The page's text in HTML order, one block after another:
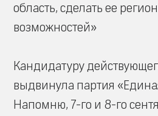
область, сделать ее
возможностей»
Кандидатуру
выдвинула партия
Напомню, 7-го и 8-го